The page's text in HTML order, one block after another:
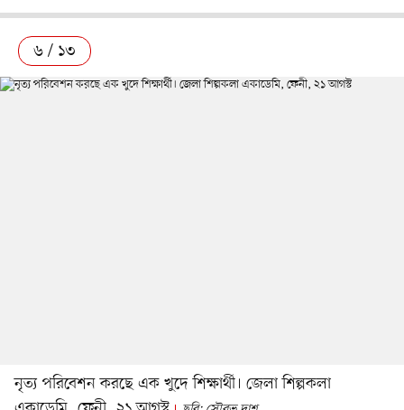
৬ / ১৩
নৃত্য পরিবেশন করছে এক খুদে শিক্ষার্থী। জেলা শিল্পকলা